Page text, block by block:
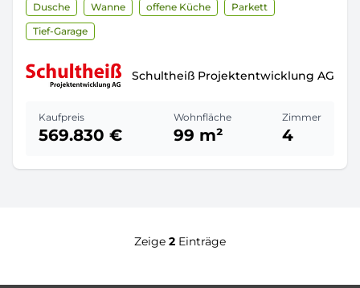
Dusche
Wanne offene Küche
Parkett
Tief-Garage
Schultheiß Projektentwicklung AG
Kaufpreis
569.830 €
Wohnfläche
99 m²
Zimmer
4
Zeige 2 Einträge